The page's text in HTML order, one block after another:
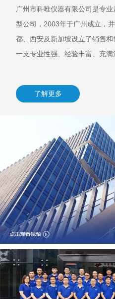
广州市科唯仪器有限公司是专
型公司，2003年于广州成立，
都、西安及新加坡设立了销售
一支专业性强、经验丰富、充满
了解更多